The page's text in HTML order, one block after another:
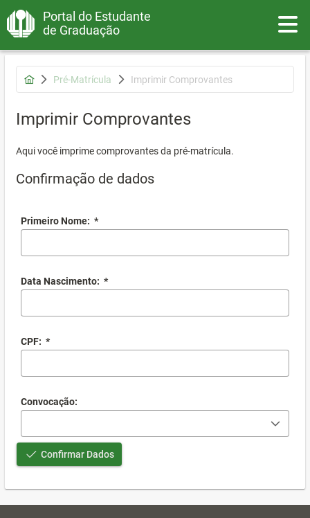
Portal do Estudante
de Graduação
Pré-Matrícula Imprimir Comprovantes
Imprimir Comprovantes
Aqui você imprime comprovantes da pré-matrícula.
Confirmação de dados
Primeiro Nome: *
Data Nascimento: *
CPF: *
Convocação:
Confirmar Dados